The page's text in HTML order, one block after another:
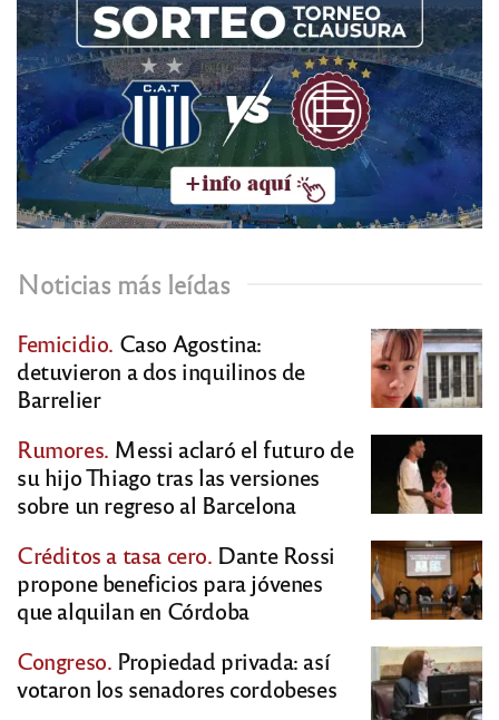
Noticias más leídas
Femicidio. Caso Agostina:
detuvieron a dos inquilinos de
Barrelier
Rumores. Messi aclaró el futuro de
su hijo Thiago tras las versiones
sobre un regreso al Barcelona
Créditos a tasa cero. Dante Rossi
propone beneficios para jóvenes
que alquilan en Córdoba
Congreso. Propiedad privada: así
votaron los senadores cordobeses